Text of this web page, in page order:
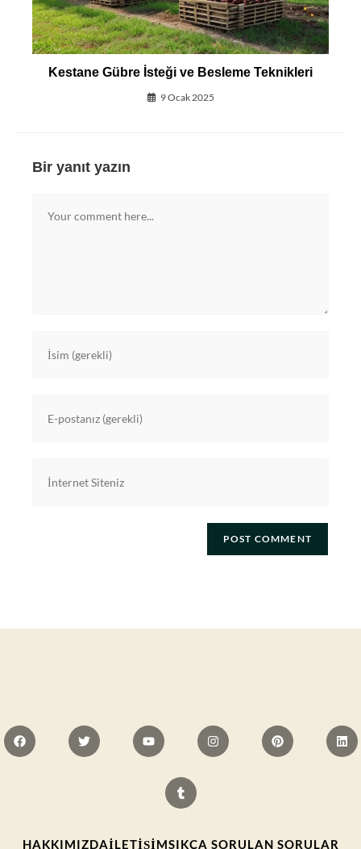
Kestane Gübre İsteği ve Besleme Teknikleri
9 Ocak 2025
Bir yanıt yazın
HAKKIMIZDAİLETIŞIMSIKÇA SORULAN SORULAR